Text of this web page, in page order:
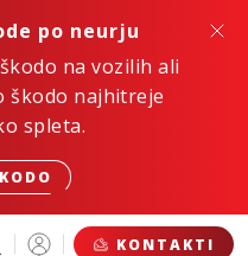
po neurju
na vozilih ali
škodo najhitreje
spleta.
KONTAKTI